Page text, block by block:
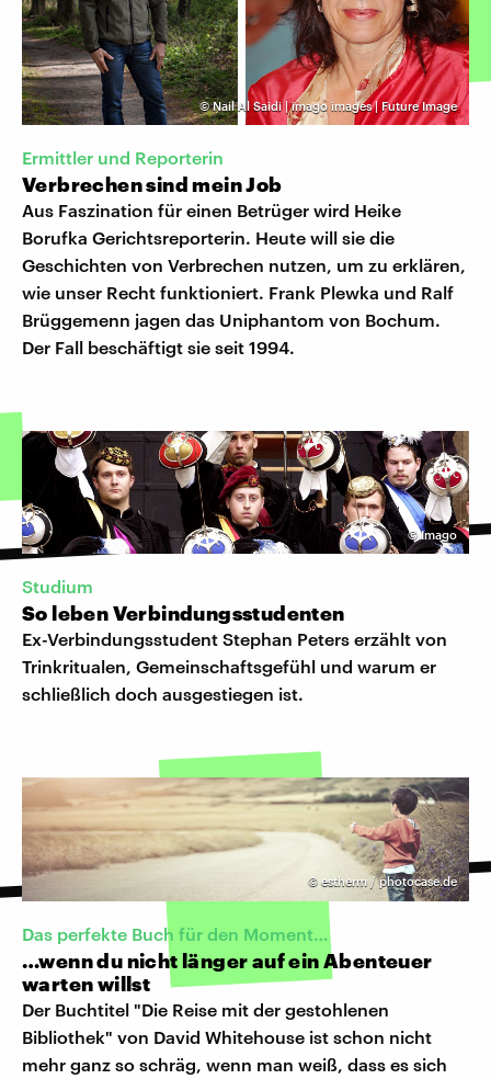
©Nail Al Saidi | imago images | Future Image
Ermittler und Reporterin
Verbrechen sind mein Job
Aus Faszination für einen Betrüger wird Heike
Borufka Gerichtsreporterin. Heute will sie die
Geschichten von Verbrechen nutzen, um zu erklären,
wie unser Recht funktioniert. Frank Plewka und Ralf
Brüggemenn jagen das Uniphantom von Bochum.
Der Fall beschäftigt sie seit 1994.
©Imago
Studium
So leben Verbindungsstudenten
Ex-Verbindungsstudent Stephan Peters erzählt von
Trinkritualen, Gemeinschaftsgefühl und warum er
schließlich doch ausgestiegen ist.
© estherm / photocase.de
Das perfekte Buch für den Moment…
…wenn du nicht länger auf ein Abenteuer
warten willst
Der Buchtitel "Die Reise mit der gestohlenen
Bibliothek" von David Whitehouse ist schon nicht
mehr ganz so schräg, wenn man weiß, dass es sich